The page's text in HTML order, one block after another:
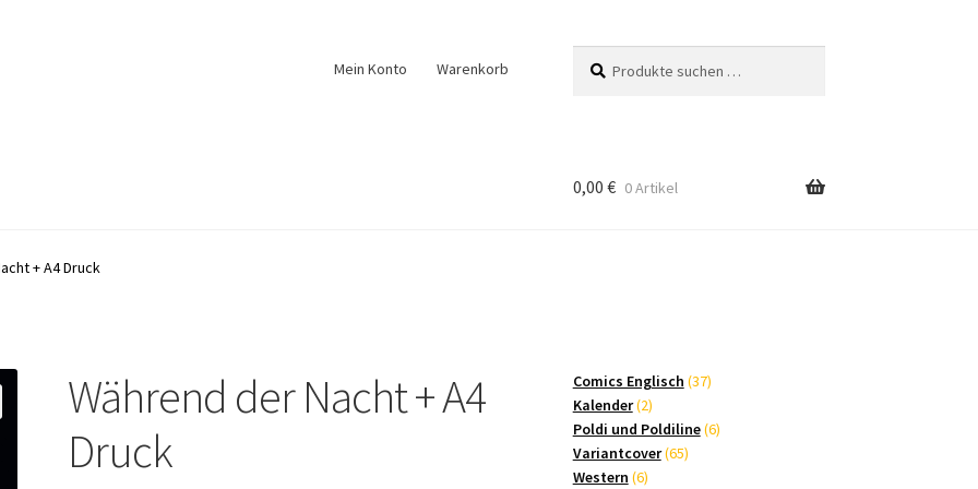
Mein Konto Warenkorb
nach:
0,00 € 0 Artikel
+ A4 Druck
Während der Nacht + A4
Druck
Comics Englisch 3737
Kalender 22
Produkte
Poldi und Poldiline 66
Variantcover 6565
Western 66